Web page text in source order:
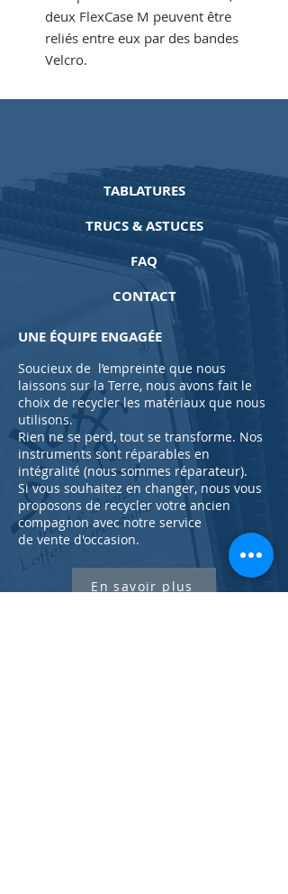
deux FlexCase M peuvent être
reliés entre eux par des bandes
Velcro.
TABLATURES
TRUCS & ASTUCES
FAQ
CONTACT
UNE ÉQUIPE ENGAGÉE
Soucieux de l’empreinte que nous
laissons sur la Terre, nous avons fait le
choix de recycler les matériaux que nous
utilisons.
Rien ne se perd, tout se transforme. Nos
instruments sont réparables en
intégralité (nous sommes réparateur).
Si vous souhaitez en changer, nous vous
proposons de recycler votre ancien
compagnon avec notre service
de vente d'occasion.
En savoir plus